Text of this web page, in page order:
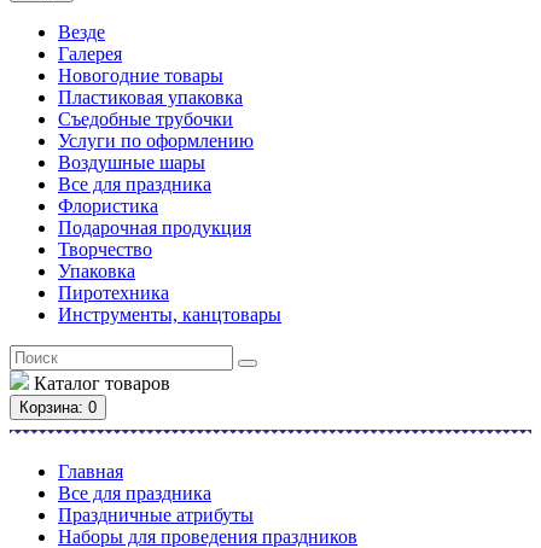
Везде
Галерея
Новогодние товары
Пластиковая упаковка
Съедобные трубочки
Услуги по оформлению
Воздушные шары
Все для праздника
Флористика
Подарочная продукция
Творчество
Упаковка
Пиротехника
Инструменты, канцтовары
Каталог товаров
Корзина: 0
Главная
Все для праздника
Праздничные атрибуты
Наборы для проведения праздников